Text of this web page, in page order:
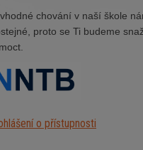
chování v naší škole
proto se Ti budeme
o přístupnosti